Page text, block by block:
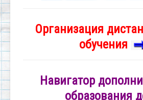
Организация
обучения
Навигатор
образования